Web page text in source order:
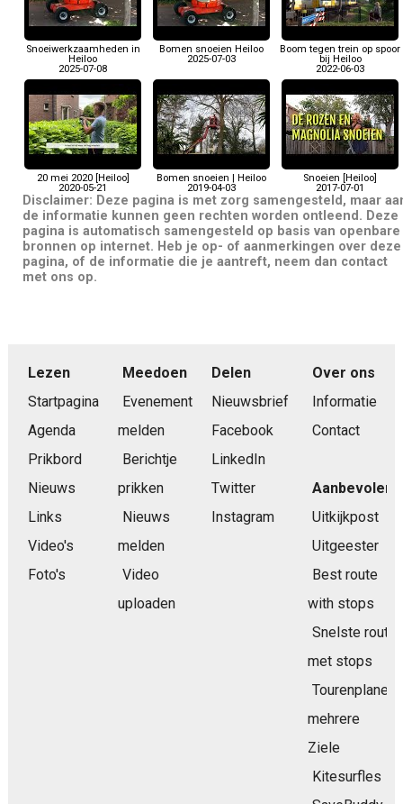
Snoeiwerkzaamheden in
Heiloo
2025-07-08
Bomen snoeien Heiloo
2025-07-03
Boom tegen trein op spoor
bij Heiloo
2022-06-03
20 mei 2020 [Heiloo]
2020-05-21
Bomen snoeien | Heiloo
2019-04-03
Snoeien [Heiloo]
2017-07-01
Disclaimer: Deze pagina is met zorg samengesteld, maar
de informatie kunnen geen rechten worden ontleend. Deze
pagina is automatisch samengesteld op basis van openbare
bronnen op internet. Heb je op- of aanmerkingen over deze
pagina, of de informatie die je aantreft, neem dan contact
met ons op.
Lezen
Startpagina
Agenda
Prikbord
Nieuws
Links
Video's
Foto's
Meedoen
Evenement
melden
Berichtje
prikken
Nieuws
melden
Video
uploaden
Delen
Nieuwsbrief
Facebook
LinkedIn
Twitter
Instagram
Over ons
Informatie
Contact
Aanbevolen
Uitkijkpost
Uitgeester
Best route
with stops
Snelste route
met stops
Tourenplaner
mehrere
Ziele
Kitesurfles